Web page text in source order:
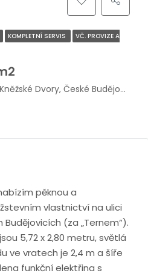
KOMPLETNÍ SERVIS
VČ. PROVIZE A
České Budějovice, okres České Budějovice, Jihozápad, 370 04, Česko
pěknou a
vlastnictví na ulici
(za „Ternem“).
5,72 x 2,80 metru, světlá
ve vratech je 2,4 m a šíře
funkční elektřina s